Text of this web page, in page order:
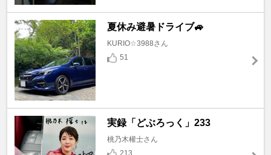
夏休み避暑ドライブ🚙
KURIO☆3988さん
51
実録「どぶろっく」233
桃乃木權士さん